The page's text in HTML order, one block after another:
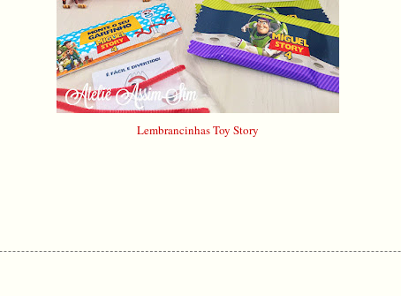
Lembrancinhas Toy Story